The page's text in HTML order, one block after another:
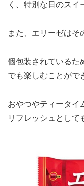
く、特別な日のスイ
また、エリーゼはそ
個包装されているた
でも楽しむことがで
おやつやティータイ
リフレッシュとして